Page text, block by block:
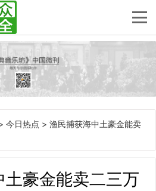
今日热点 > 渔民捕获海中土豪金能卖
豪金能卖二三万